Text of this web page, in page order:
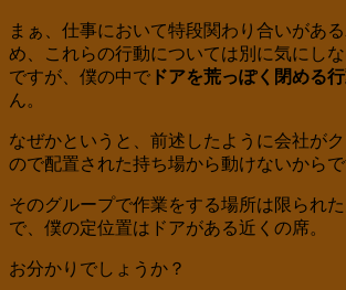
まぁ、仕事において特段関わり合いがあ
め、これらの行動については別に気にし
ですが、僕の中で ドアを荒っぽく閉める
ん。
なぜかというと、前述したように会社が
ので配置された持ち場から動けないからで
そのグループで作業をする場所は限られた
で、僕の定位置はドアがある近くの席。
お分かりでしょうか？